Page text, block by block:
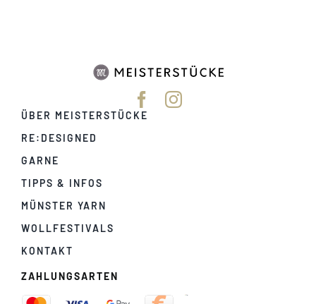
ÜBER MEISTERSTÜCKE
RE:DESIGNED
GARNE
TIPPS & INFOS
MÜNSTER YARN
WOLLFESTIVALS
KONTAKT
ZAHLUNGSARTEN